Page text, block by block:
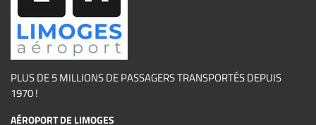
PLUS DE 5 MILLIONS DE PASSAGERS TRANSPORTÉS DEPUIS
1970 !
AÉROPORT DE LIMOGES